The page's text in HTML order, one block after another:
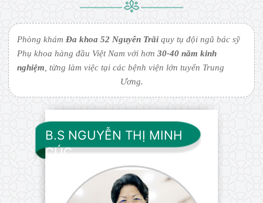
Phòng khámĐa khoa 52 Nguyễn Trãi quy tụ đội ngũ bác sỹ
Phụ khoa hàng đầu Việt Nam với hơn30-40 năm kinh
nghiệm , từng làm việc tại các bệnh viện lớn tuyến Trung
Ương.
B.S NGUYỄN THỊ MINH
CÚC